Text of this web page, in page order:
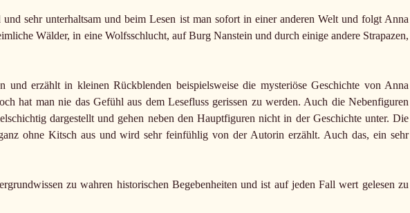
sehr unterhaltsam und beim Lesen ist man sofort in einer anderen Welt und folgt Anna
Wälder, in eine Wolfsschlucht, auf Burg Nanstein und durch einige andere Strapazen,
erzählt in kleinen Rückblenden beispielsweise die mysteriöse Geschichte von Anna
hat man nie das Gefühl aus dem Lesefluss gerissen zu werden. Auch die Nebenfiguren
dargestellt und gehen neben den Hauptfiguren nicht in der Geschichte unter. Die
ohne Kitsch aus und wird sehr feinfühlig von der Autorin erzählt. Auch das, ein sehr
zu wahren historischen Begebenheiten und ist auf jeden Fall wert gelesen zu